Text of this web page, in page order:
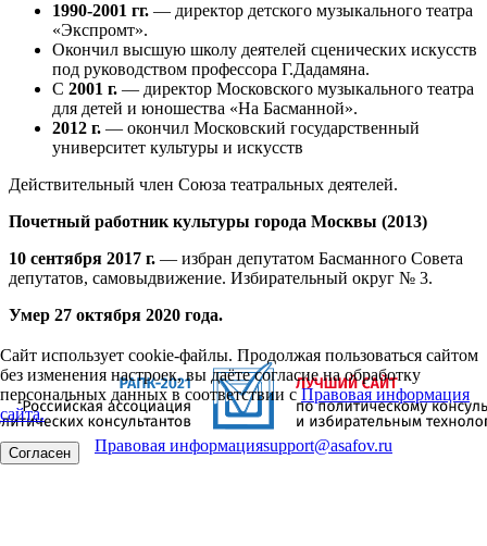
1990-2001 гг. — директор детского музыкального театра
«Экспромт».
Окончил высшую школу деятелей сценических искусств
под руководством профессора Г.Дадамяна.
С 2001 г. — директор Московского музыкального театра
для детей и юношества «На Басманной».
2012 г. — окончил Московский государственный
университет культуры и искусств
Действительный член Союза театральных деятелей.
Почетный работник культуры города Москвы (2013)
10 сентября 2017 г. — избран депутатом Басманного Совета
депутатов, самовыдвижение. Избирательный округ № 3.
Умер 27 октября 2020 года.
Сайт использует cookie-файлы. Продолжая пользоваться сайтом
без изменения настроек, вы даёте согласие на обработку
персональных данных в соответствии сПравовая информация
сайта.
Согласен Правовая информацияsupport@asafov.ru